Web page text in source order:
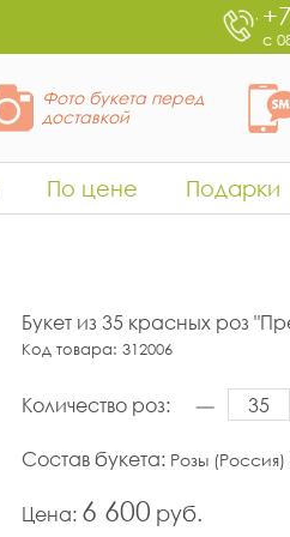
с
Фото букета перед
доставкой
По цене Подарки
Букет из 35 красных роз
Код товара: 312006
Количество роз:
Состав букета: Розы
Цена: 6 600 руб.